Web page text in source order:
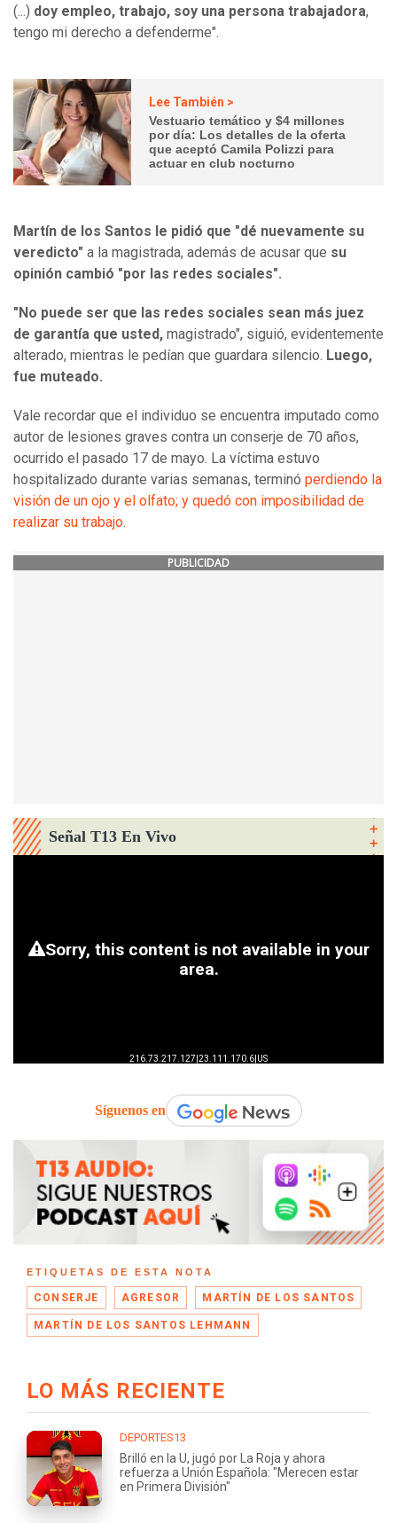
(...) doy empleo, trabajo, soy una persona trabajadora,
tengo mi derecho a defenderme".
Lee También >
Vestuario temático y $4 millones
por día: Los detalles de la oferta
que aceptó Camila Polizzi para
actuar en club nocturno
Martín de los Santos le pidió que "dé nuevamente su
veredicto" a la magistrada, además de acusar que su
opinión cambió "por las redes sociales".
"No puede ser que las redes sociales sean más juez
de garantía que usted, magistrado", siguió, evidentemente
alterado, mientras le pedían que guardara silencio. Luego,
fue muteado.
Vale recordar que el individuo se encuentra imputado como
autor de lesiones graves contra un conserje de 70 años,
ocurrido el pasado 17 de mayo. La víctima estuvo
hospitalizado durante varias semanas, terminó perdiendo la
visión de un ojo y el olfato; y quedó con imposibilidad de
realizar su trabajo.
PUBLICIDAD
Señal T13 En Vivo
Síguenos en
ETIQUETAS DE ESTA NOTA
CONSERJE AGRESOR MARTÍN DE LOS SANTOS
MARTÍN DE LOS SANTOS LEHMANN
LO MÁS RECIENTE
DEPORTES13
Brilló en la U, jugó por La Roja y ahora
refuerza a Unión Española: "Merecen estar
en Primera División"